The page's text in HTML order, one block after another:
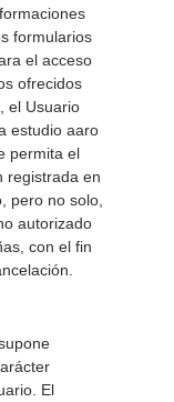
formularios
el acceso
ofrecidos
el Usuario
estudio aaro
permita el
registrada en
pero no solo,
autorizado
con el fin
El